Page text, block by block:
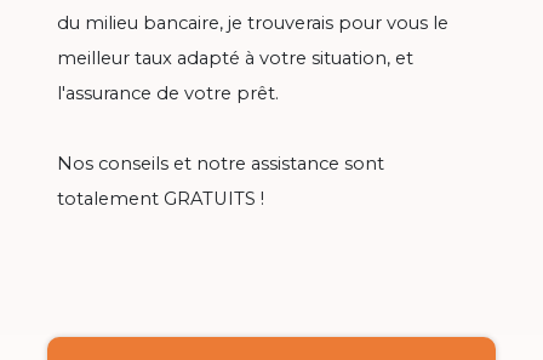
du milieu bancaire, je trouverais pour vous le
meilleur taux adapté à votre situation, et
l'assurance de votre prêt.
Nos conseils et notre assistance sont
totalement GRATUITS !